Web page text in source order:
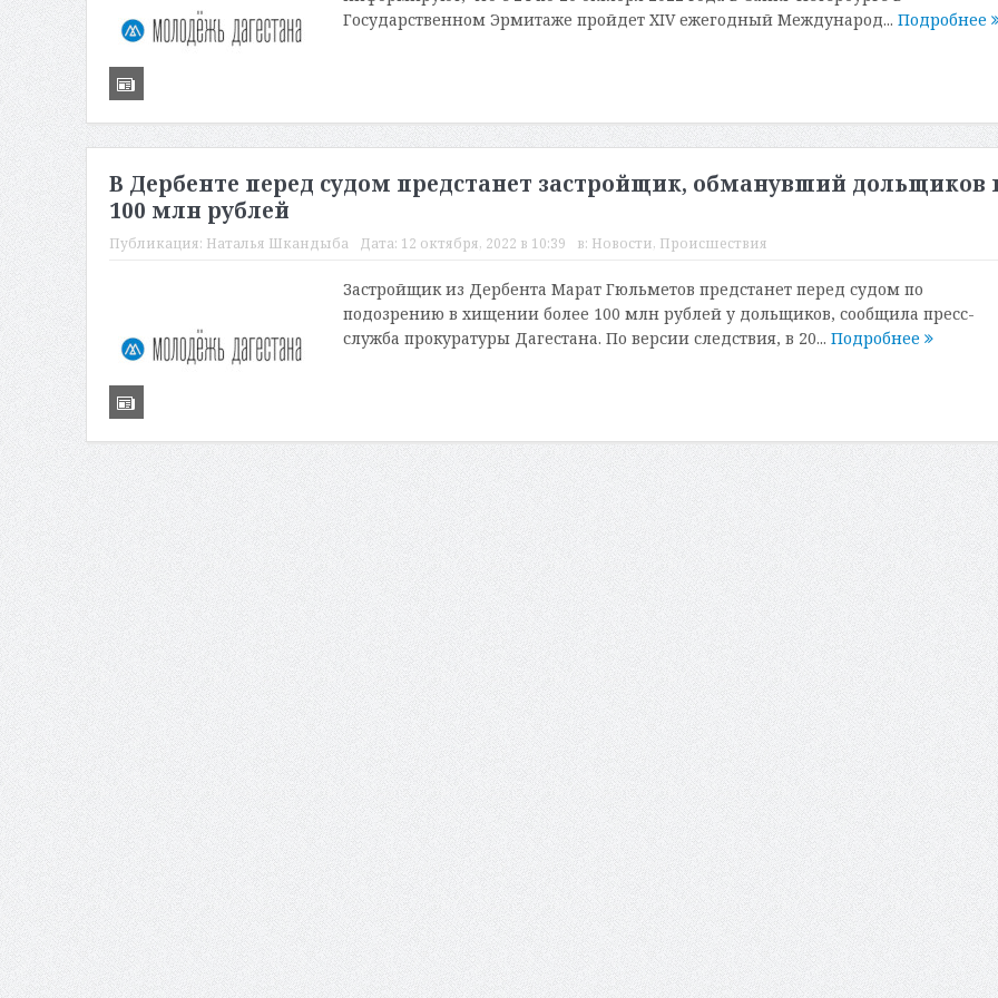
Государственном Эрмитаже пройдет XIV ежегодный Международ... Подробнее
В Дербенте перед судом предстанет застройщик, обманувший дольщиков
100 млн рублей
Публикация: Наталья Шкандыба Дата: 12 октября, 2022 в 10:39 в: Новости, Происшествия
Застройщик из Дербента Марат Гюльметов предстанет перед судом по
подозрению в хищении более 100 млн рублей у дольщиков, сообщила пресс-
служба прокуратуры Дагестана. По версии следствия, в 20... Подробнее